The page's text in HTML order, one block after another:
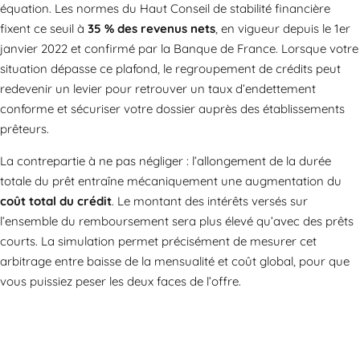
équation. Les normes du Haut Conseil de stabilité financière
fixent ce seuil à 35 % des revenus nets, en vigueur depuis le 1er
janvier 2022 et confirmé par la Banque de France. Lorsque votre
situation dépasse ce plafond, le regroupement de crédits peut
redevenir un levier pour retrouver un taux d’endettement
conforme et sécuriser votre dossier auprès des établissements
prêteurs.
La contrepartie à ne pas négliger : l’allongement de la durée
totale du prêt entraîne mécaniquement une augmentation du
coût total du crédit. Le montant des intérêts versés sur
l’ensemble du remboursement sera plus élevé qu’avec des prêts
courts. La simulation permet précisément de mesurer cet
arbitrage entre baisse de la mensualité et coût global, pour que
vous puissiez peser les deux faces de l’offre.